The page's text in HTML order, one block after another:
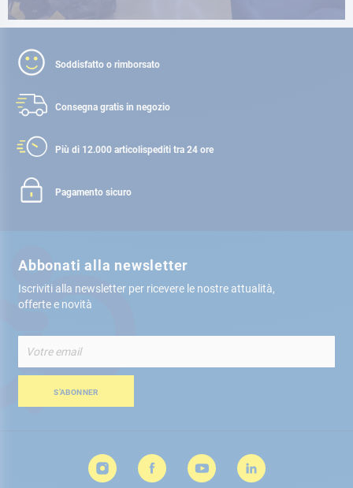
Soddisfatto o rimborsato
Consegna gratis in negozio
Più di 12.000 articolispediti tra 24 ore
Pagamento sicuro
Abbonati alla newsletter
Iscriviti alla newsletter per ricevere le nostre attualità,
offerte e novità
alla
nostra
Newsletter:S’ABONNER